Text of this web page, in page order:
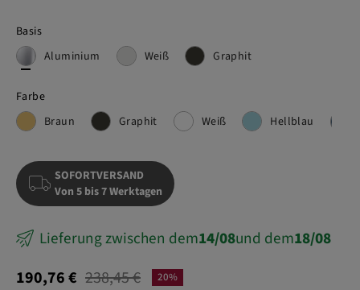
Basis
Aluminium
Weiß Graphit
Farbe
Braun
Graphit Weiß Hellblau
SOFORTVERSAND
Von 5 bis 7 Werktagen
Lieferung zwischen dem14/08und dem18/08
20%
190,76 € 238,45 €